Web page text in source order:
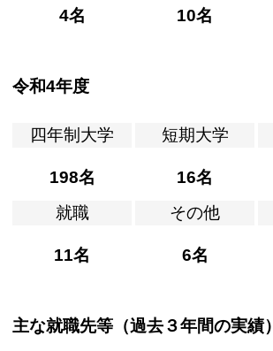
4名 10名
令和4年度
四年制大学
198名
短期大学
16名
就職
11名
その他
6名
主な就職先等（過去３年間の実績）